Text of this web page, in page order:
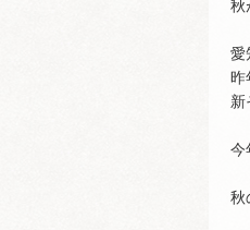
秋
愛
昨
新
今
秋